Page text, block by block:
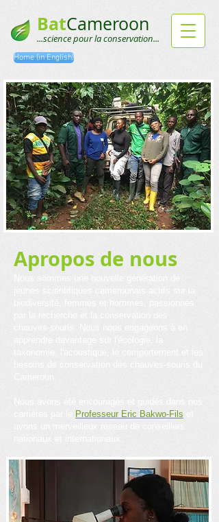
BatCameroon
...science pour la conservation...
Home (in English)
Apropos de nous
jeunes scientifiques camerounais actifs sur la
rsité, femmes et hommes
passionnés
par la recherche et la conservation des
chauves-souris. Nous nous engageons à en
rendre davantage sur l'écologie, la
taxonomie, l'acoustique, le comportement et les
besoins de conservation des chauves-souris du
Cameroun.
Nous avons été encouragés et guidés dans nos
carrières par le
Professeur Eric Bakwo-Fils et
avons un merveilleux réseau de conseillers